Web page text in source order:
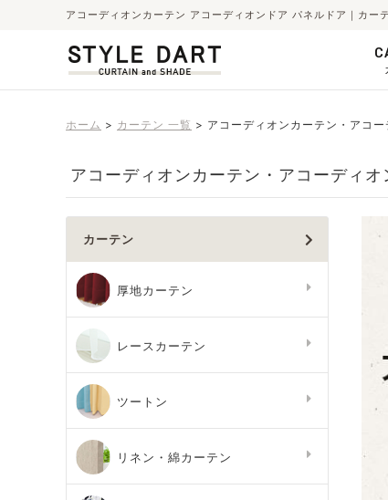
アコーディオンカーテン アコーディオンドア パネルドア｜カー
ホーム カーテン 一覧 アコーディオンカーテン・アコー
アコーディオンカーテン・アコーディ
カーテン
厚地カーテン
レースカーテン
ツートン
リネン・綿カーテン